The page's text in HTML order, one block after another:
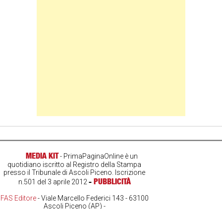
MEDIA KIT- PrimaPaginaOnline è un
quotidiano iscritto al Registro della Stampa
presso il Tribunale di Ascoli Piceno. Iscrizione
n.501 del 3 aprile 2012- PUBBLICITÀ
FAS Editore- Viale Marcello Federici 143 - 63100
Ascoli Piceno (AP) -